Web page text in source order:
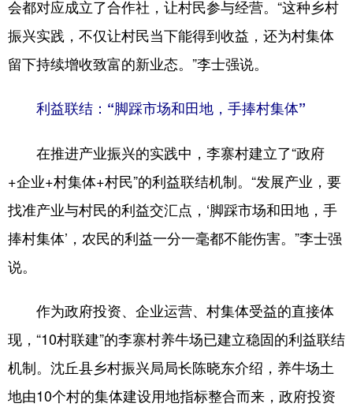
会都对应成立了合作社，让村民参与经营。“这种乡村
振兴实践，不仅让村民当下能得到收益，还为村集体
留下持续增收致富的新业态。”李士强说。
利益联结：“脚踩市场和田地，手捧村集体”
在推进产业振兴的实践中，李寨村建立了“政府
+企业+村集体+村民”的利益联结机制。“发展产业，要
找准产业与村民的利益交汇点，‘脚踩市场和田地，手
捧村集体’，农民的利益一分一毫都不能伤害。”李士强
说。
作为政府投资、企业运营、村集体受益的直接体
现，“10村联建”的李寨村养牛场已建立稳固的利益联结
机制。沈丘县乡村振兴局局长陈晓东介绍，养牛场土
地由10个村的集体建设用地指标整合而来，政府投资